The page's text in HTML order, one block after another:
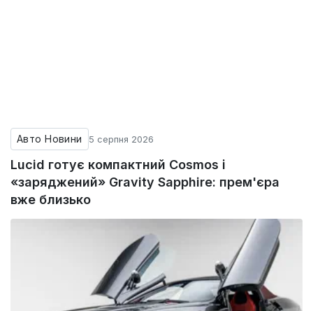
Авто Новини 5 серпня 2026
Lucid готує компактний Cosmos і
«заряджений» Gravity Sapphire: прем'єра
вже близько